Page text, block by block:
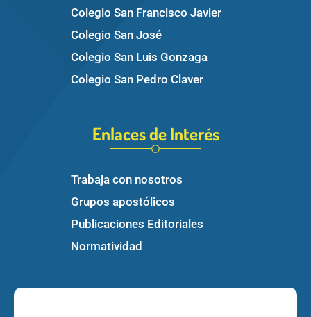
Colegio San Francisco Javier
Colegio San José
Colegio San Luis Gonzaga
Colegio San Pedro Claver
Enlaces de Interés
Trabaja con nosotros
Grupos apostólicos
Publicaciones Editoriales
Normatividad